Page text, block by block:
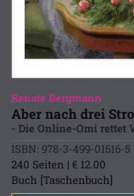
Renate Bergmann
Aber nach drei
- Die Online-Omi rettet
ISBN: 978-3-499-01616-5
240 Seiten | € 12.00
Buch [Taschenbuch]